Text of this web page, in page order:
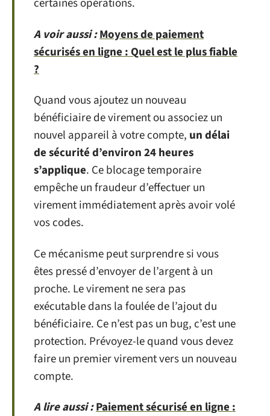
certaines opérations.
A voir aussi :Moyens de paiement
sécurisés en ligne : Quel est le plus fiable
?
Quand vous ajoutez un nouveau
bénéficiaire de virement ou associez un
nouvel appareil à votre compte, un délai
de sécurité d’environ 24 heures
s’applique. Ce blocage temporaire
empêche un fraudeur d’effectuer un
virement immédiatement après avoir volé
vos codes.
Ce mécanisme peut surprendre si vous
êtes pressé d’envoyer de l’argent à un
proche. Le virement ne sera pas
exécutable dans la foulée de l’ajout du
bénéficiaire. Ce n’est pas un bug, c’est une
protection. Prévoyez-le quand vous devez
faire un premier virement vers un nouveau
compte.
A lire aussi :Paiement sécurisé en ligne :